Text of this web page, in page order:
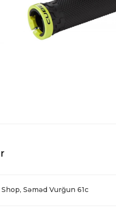
Səməd Vurğun 61c